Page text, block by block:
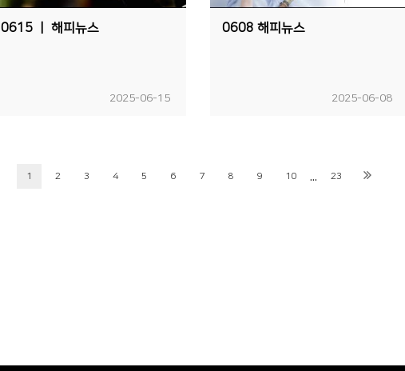
0615 ㅣ 해피뉴스
2025-06-15
0608 해피뉴스
2025-06-08
1 2 3 4 5 6 7 8 9 10 ... 23